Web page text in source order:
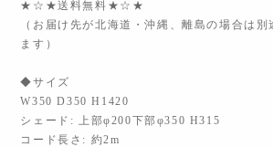
★☆★送料無料★☆★
（お届け先が北海道・沖縄、離島の場合は別
ます）
◆サイズ
W350 D350 H1420
シェード: 上部φ200下部φ350 H315
コード長さ: 約2m